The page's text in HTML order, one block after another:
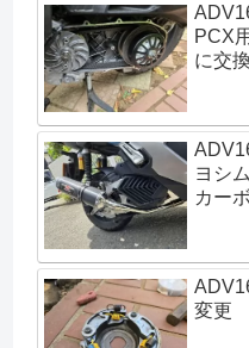
PCX
に交換
ヨシ
カー
変更